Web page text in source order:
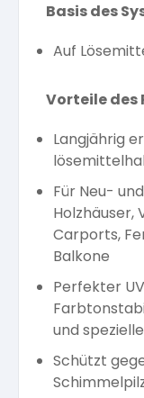
Basis des
Auf
Vorteile des
Langjährig
Für Neu-
Holzhäuser,
Carports,
Balkone
Perfekter
und
Schützt